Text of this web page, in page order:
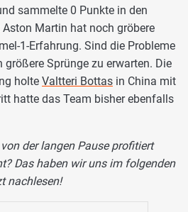
sammelte 0 Punkte in den
Aston Martin hat noch gröbere
1-Erfahrung. Sind die Probleme
größere Sprünge zu erwarten. Die
holte Valtteri Bottas in China mit
hatte das Team bisher ebenfalls
der langen Pause profitiert
Das haben wir uns im folgenden
nachlesen!